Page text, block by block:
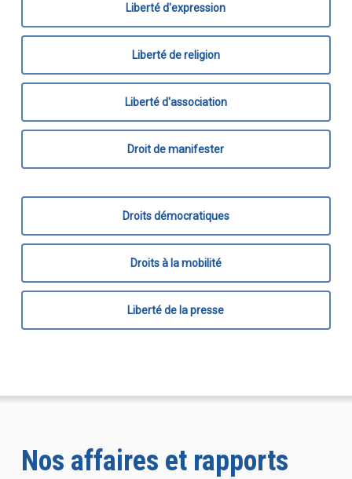
Liberté d'expression
Liberté de religion
Liberté d'association
Droit de manifester
Droits démocratiques
Droits à la mobilité
Liberté de la presse
Nos affaires et rapports